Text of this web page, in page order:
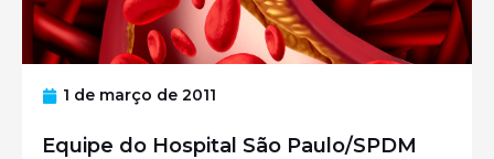
1 de março de 2011
Equipe do Hospital São Paulo/SPDM